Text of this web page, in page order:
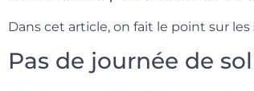
Dans cet article, on fait le point sur
Pas de journée de